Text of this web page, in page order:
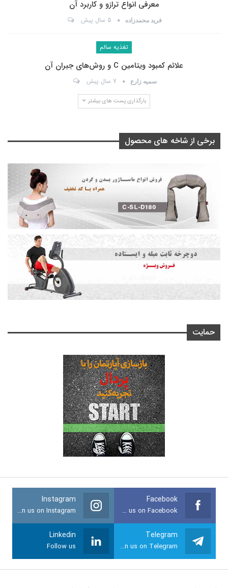
معرفی انواع ترازو و کاربرد آن
فرید محمدزاده 5 سال پیش
تغذیه سالم
علائم کمبود ویتامین C و روش‌های جبران آن
سمیه زارع 7 سال پیش
بارگذاری پست های بیشتر
برخی از شاخه های محصول
حمایت
Facebook
Join us on Facebook
Instagram
Join us on Instagram
Telegram
Join us on Telegram
Linkedin
Follow us